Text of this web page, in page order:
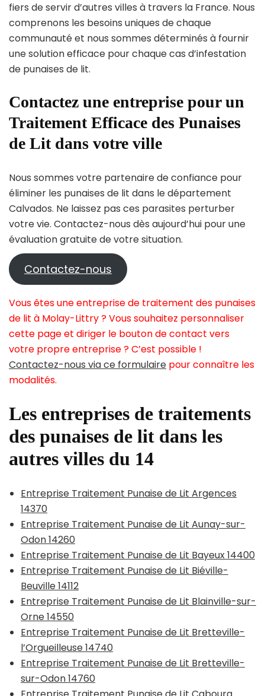
fiers de servir d’autres villes à travers la France. Nous
comprenons les besoins uniques de chaque
communauté et nous sommes déterminés à fournir
une solution efficace pour chaque cas d’infestation
de punaises de lit.
Contactez une entreprise pour un
Traitement Efficace des Punaises
de Lit dans votre ville
Nous sommes votre partenaire de confiance pour
éliminer les punaises de lit dans le département
Calvados. Ne laissez pas ces parasites perturber
votre vie. Contactez-nous dès aujourd’hui pour une
évaluation gratuite de votre situation.
Contactez-nous
Vous êtes une entreprise de traitement des punaises
de lit à Molay-Littry ? Vous souhaitez personnaliser
cette page et diriger le bouton de contact vers
votre propre entreprise ? C’est possible !
Contactez-nous via ce formulaire pour connaître les
modalités.
Les entreprises de traitements
des punaises de lit dans les
autres villes du 14
Entreprise Traitement Punaise de Lit Argences
14370
Entreprise Traitement Punaise de Lit Aunay-sur-
Odon 14260
Entreprise Traitement Punaise de Lit Bayeux 14400
Entreprise Traitement Punaise de Lit Biéville-
Beuville 14112
Entreprise Traitement Punaise de Lit Blainville-sur-
Orne 14550
Entreprise Traitement Punaise de Lit Bretteville-
l’Orgueilleuse 14740
Entreprise Traitement Punaise de Lit Bretteville-
sur-Odon 14760